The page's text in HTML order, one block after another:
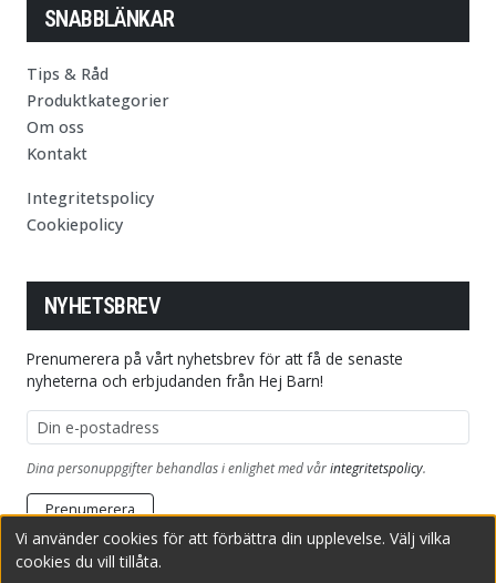
SNABBLÄNKAR
Tips & Råd
Produktkategorier
Om oss
Kontakt
Integritetspolicy
Cookiepolicy
NYHETSBREV
Prenumerera på vårt nyhetsbrev för att få de senaste
nyheterna och erbjudanden från Hej Barn!
E-postadress
Dina personuppgifter behandlas i enlighet med vårintegritetspolicy.
Prenumerera
Vi använder cookies för att förbättra din upplevelse. Välj vilka
cookies du vill tillåta.